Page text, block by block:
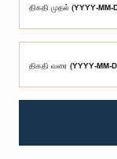
திகதி முதல் (YYYY-MM-
திகதி வரை (YYYY-MM-